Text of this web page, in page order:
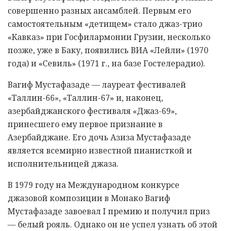
совершенно разных ансамблей. Первым его
самостоятельным «детищем» стало джаз-трио
«Кавказ» при Госфилармонии Грузии, несколько
позже, уже в Баку, появились ВИА «Лейли» (1970
года) и «Севиль» (1971 г., на базе Гостелерадио).
Вагиф Мустафазаде — лауреат фестивалей
«Таллин-66», «Таллин-67» и, наконец,
азербайджанского фестиваля «Джаз-69»,
принесшего ему первое признание в
Азербайджане. Его дочь Азиза Мустафазаде
является всемирно известной пианисткой и
исполнительницей джаза.
В 1979 году на Международном конкурсе
джазовой композиции в Монако Вагиф
Мустафазаде завоевал I премию и получил приз
— белый рояль. Однако он не успел узнать об этой